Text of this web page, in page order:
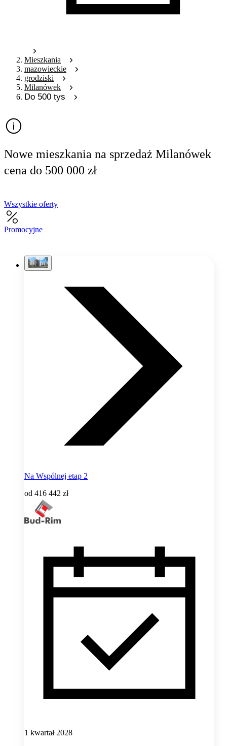
Mieszkania
mazowieckie
grodziski
Milanówek
Do 500 tys
Nowe mieszkania na sprzedaż Milanówek
cena do 500 000 zł
Wszystkie oferty
Promocyjne
Na Wspólnej etap 2
od 416 442 zł
1 kwartał 2028